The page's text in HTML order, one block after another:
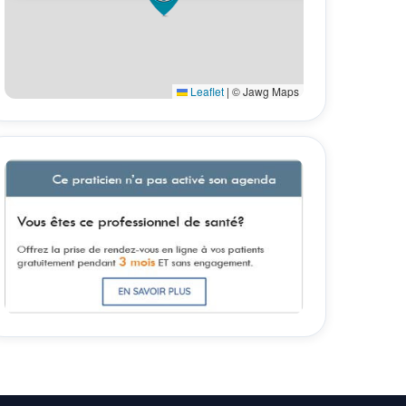
Leaflet | © Jawg Maps